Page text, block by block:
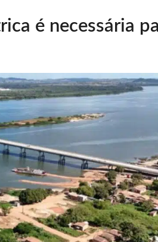
é necessária